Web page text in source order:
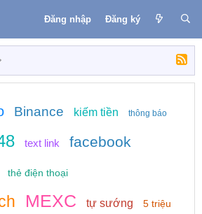
Đăng nhập Đăng ký
Binance kiếm tiền thông báo
text link
facebook
thẻ điện thoại
MEXC tự sướng 5 triệu